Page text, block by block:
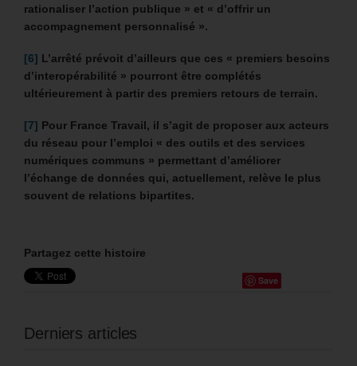
rationaliser l’action publique » et « d’offrir un
accompagnement personnalisé ».
[6] L’arrêté prévoit d’ailleurs que ces « premiers besoins
d’interopérabilité » pourront être complétés
ultérieurement à partir des premiers retours de terrain.
[7] Pour France Travail, il s’agit de proposer aux acteurs
du réseau pour l’emploi « des outils et des services
numériques communs » permettant d’améliorer
l’échange de données qui, actuellement, relève le plus
souvent de relations bipartites.
Partagez cette histoire
Save
Derniers articles